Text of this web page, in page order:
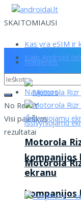
SKAITOMIAUSI
Kas yra eSIM ir
Kaip Android
No Result
Visi paieškos
rezultatai
Naujienos
Motorola
kompanijos
Naujienos
Motorola
kompanijos
ekranu